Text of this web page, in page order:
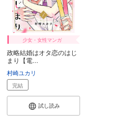
少女・女性マンガ
政略結婚はオタ恋のはじ
まり【電...
村崎ユカリ
完結
試し読み